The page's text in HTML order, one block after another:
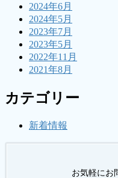
2024年6月
2024年5月
2023年7月
2023年5月
2022年11月
2021年8月
カテゴリー
新着情報
お気軽にお